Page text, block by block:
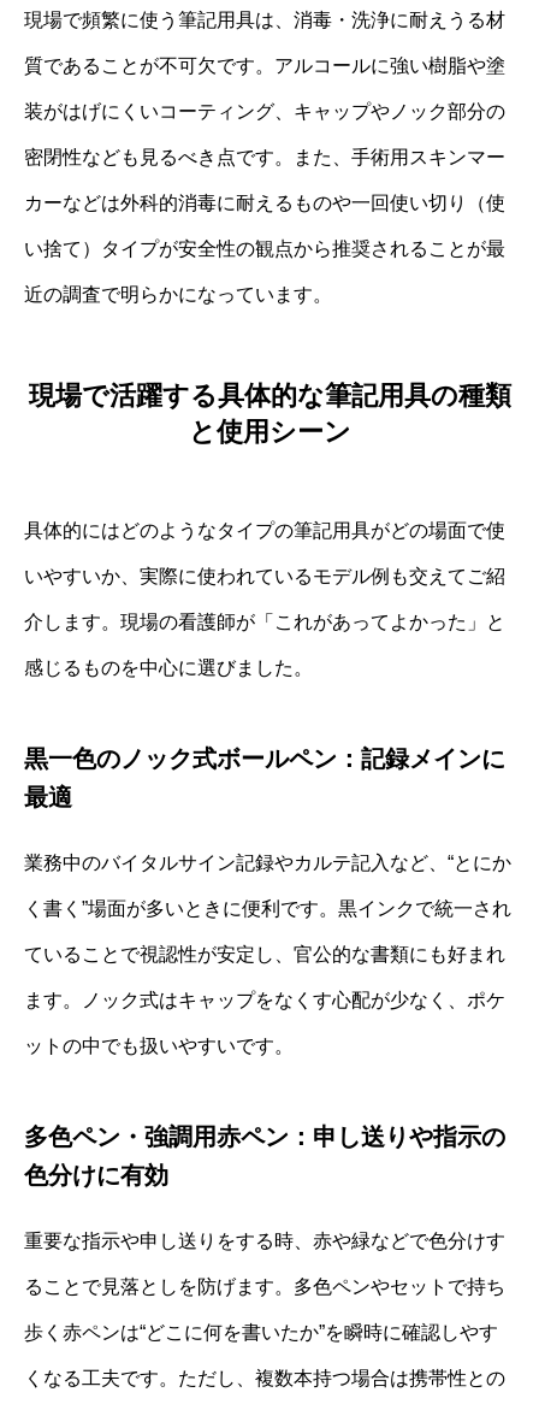
現場で頻繁に使う筆記用具は、消毒・洗浄に耐えうる材
質であることが不可欠です。アルコールに強い樹脂や塗
装がはげにくいコーティング、キャップやノック部分の
密閉性なども見るべき点です。また、手術用スキンマー
カーなどは外科的消毒に耐えるものや一回使い切り（使
い捨て）タイプが安全性の観点から推奨されることが最
近の調査で明らかになっています。
現場で活躍する具体的な筆記用具の種類
と使用シーン
具体的にはどのようなタイプの筆記用具がどの場面で使
いやすいか、実際に使われているモデル例も交えてご紹
介します。現場の看護師が「これがあってよかった」と
感じるものを中心に選びました。
黒一色のノック式ボールペン：記録メインに
最適
業務中のバイタルサイン記録やカルテ記入など、“とにか
く書く”場面が多いときに便利です。黒インクで統一され
ていることで視認性が安定し、官公的な書類にも好まれ
ます。ノック式はキャップをなくす心配が少なく、ポケ
ットの中でも扱いやすいです。
多色ペン・強調用赤ペン：申し送りや指示の
色分けに有効
重要な指示や申し送りをする時、赤や緑などで色分けす
ることで見落としを防げます。多色ペンやセットで持ち
歩く赤ペンは“どこに何を書いたか”を瞬時に確認しやす
くなる工夫です。ただし、複数本持つ場合は携帯性との